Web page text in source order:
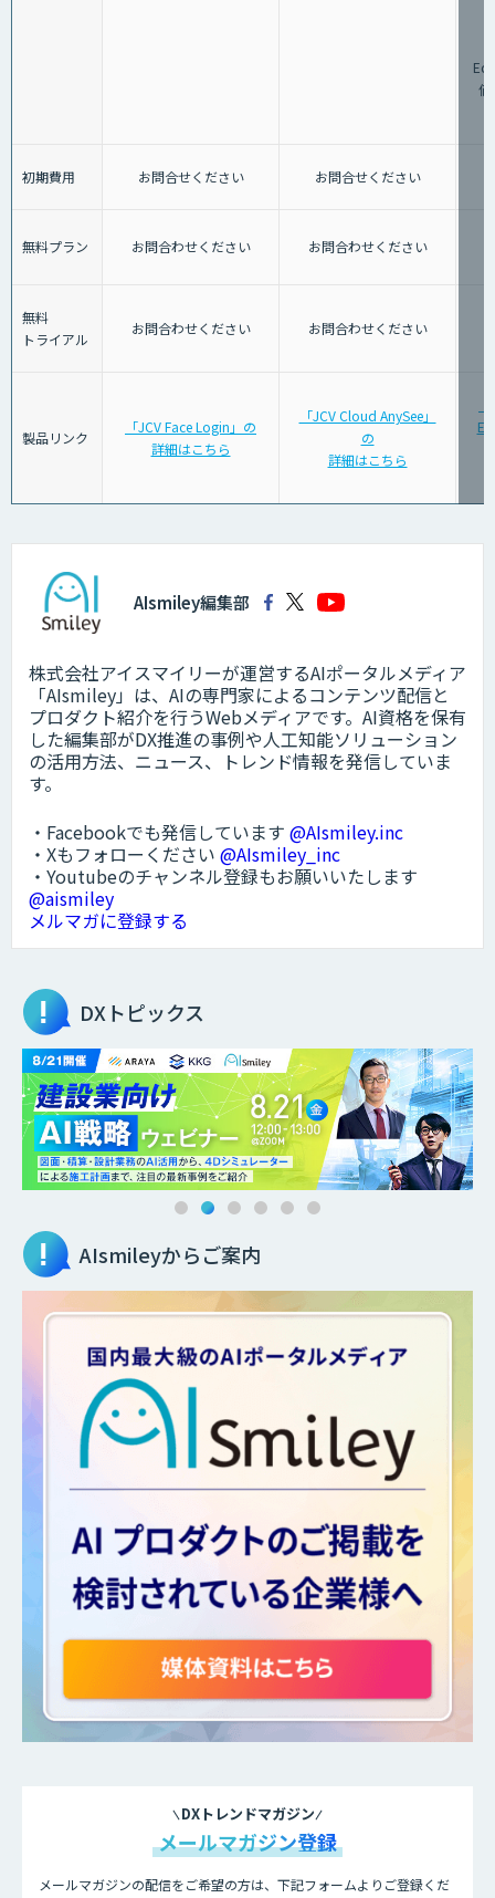
価
初期費用 お問合せください お問合せください
無料プラン お問合わせください お問合わせください
無料
トライアル
お問合わせください お問合わせください
製品リンク
「JCV Face Login」の
詳細はこちら
「JCV Cloud AnySee」
の
詳細はこちら
AIsmiley編集部
株式会社アイスマイリーが運営するAIポータルメディア
「AIsmiley」は、AIの専門家によるコンテンツ配信と
プロダクト紹介を行うWebメディアです。AI資格を保有
した編集部がDX推進の事例や人工知能ソリューション
の活用方法、ニュース、トレンド情報を発信していま
す。
・Facebookでも発信しています @AIsmiley.inc
・Xもフォローください @AIsmiley_inc
・Youtubeのチャンネル登録もお願いいたします
@aismiley
メルマガに登録する
DXトピックス
AIsmileyからご案内
DXトレンドマガジン
メールマガジン登録
メールマガジンの配信をご希望の方は、下記フォームよりご登録くだ